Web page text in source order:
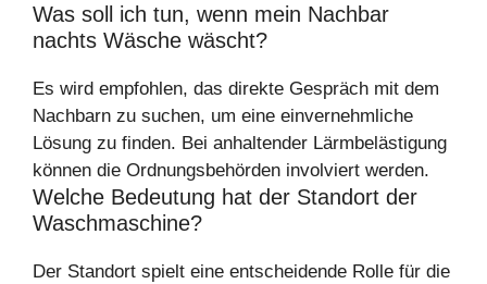
Was soll ich tun, wenn mein Nachbar
nachts Wäsche wäscht?
Es wird empfohlen, das direkte Gespräch mit dem
Nachbarn zu suchen, um eine einvernehmliche
Lösung zu finden. Bei anhaltender Lärmbelästigung
können die Ordnungsbehörden involviert werden.
Welche Bedeutung hat der Standort der
Waschmaschine?
Der Standort spielt eine entscheidende Rolle für die